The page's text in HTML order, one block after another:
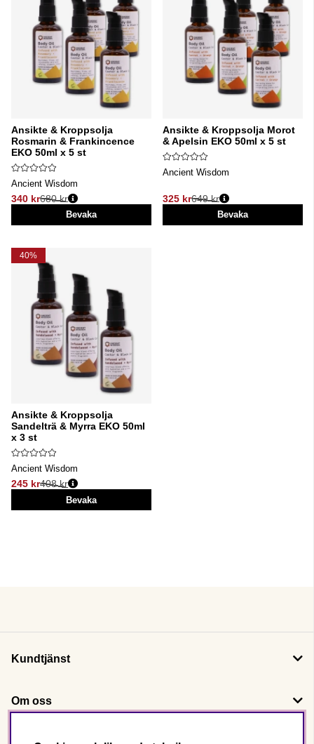
Ansikte & Kroppsolja
Rosmarin & Frankincence
EKO 50ml x 5 st
Ancient Wisdom
340 kr
Ordinarie pris:
680 kr
Bevaka
Ansikte & Kroppsolja Morot
& Apelsin EKO 50ml x 5 st
Ancient Wisdom
325 kr
Ordinarie pris:
649 kr
Bevaka
40%
Ansikte & Kroppsolja
Sandelträ & Myrra EKO 50ml
x 3 st
Ancient Wisdom
245 kr
Ordinarie pris:
408 kr
Bevaka
Kundtjänst
Om oss